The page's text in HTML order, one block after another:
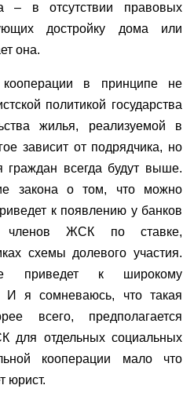
– в отсутствии правовых
достройку дома или
она.
в принципе не
политикой государства
жилья, реализуемой в
зависит от подрядчика, но
всегда будут выше.
закона о том, что можно
к появлению у банков
членов ЖСК по ставке,
схемы долевого участия.
приведет к широкому
И я сомневаюсь, что такая
всего, предполагается
для отдельных социальных
кооперации мало что
юрист.